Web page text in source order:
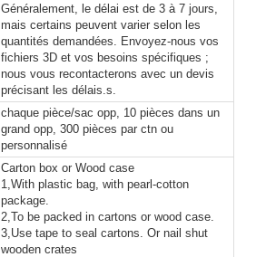
Généralement, le délai est de 3 à 7 jours,
mais certains peuvent varier selon les
quantités demandées. Envoyez-nous vos
fichiers 3D et vos besoins spécifiques ;
nous vous recontacterons avec un devis
précisant les délais.s.
chaque pièce/sac opp, 10 pièces dans un
grand opp, 300 pièces par ctn ou
personnalisé
Carton box or Wood case
1,With plastic bag, with pearl-cotton
package.
2,To be packed in cartons or wood case.
3,Use tape to seal cartons. Or nail shut
wooden crates